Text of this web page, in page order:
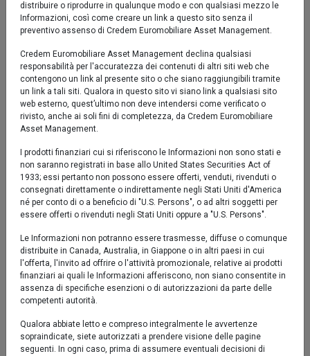
Fondo
1 mese 0,10%
3 mesi 0,75%
Performance
Fondo
1 anno* 1,58%
3 anni* 16,44%
Fondo
distribuire o riprodurre in qualunque modo e con qualsiasi mezzo le
Informazioni, così come creare un link a questo sito senza il
preventivo assenso di Credem Euromobiliare Asset Management.
Credem Euromobiliare Asset Management declina qualsiasi
responsabilità per l'accuratezza dei contenuti di altri siti web che
contengono un link al presente sito o che siano raggiungibili tramite
un link a tali siti. Qualora in questo sito vi siano link a qualsiasi sito
web esterno, quest’ultimo non deve intendersi come verificato o
rivisto, anche ai soli fini di completezza, da Credem Euromobiliare
Asset Management.
I prodotti finanziari cui si riferiscono le Informazioni non sono stati e
non saranno registrati in base allo United States Securities Act of
1933; essi pertanto non possono essere offerti, venduti, rivenduti o
consegnati direttamente o indirettamente negli Stati Uniti d'America
né per conto di o a beneficio di "U.S. Persons", o ad altri soggetti per
essere offerti o rivenduti negli Stati Uniti oppure a "U.S. Persons".
Le Informazioni non potranno essere trasmesse, diffuse o comunque
distribuite in Canada, Australia, in Giappone o in altri paesi in cui
l'offerta, l'invito ad offrire o l'attività promozionale, relative ai prodotti
finanziari ai quali le Informazioni afferiscono, non siano consentite in
assenza di specifiche esenzioni o di autorizzazioni da parte delle
competenti autorità.
Qualora abbiate letto e compreso integralmente le avvertenze
sopraindicate, siete autorizzati a prendere visione delle pagine
seguenti. In ogni caso, prima di assumere eventuali decisioni di